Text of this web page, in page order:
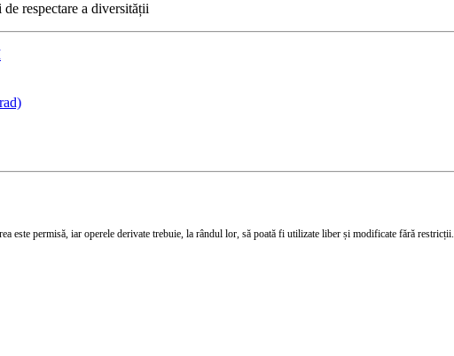
respectare a diversității
permisă, iar operele derivate trebuie, la rândul lor, să poată fi utilizate liber și modificate fără restricții.